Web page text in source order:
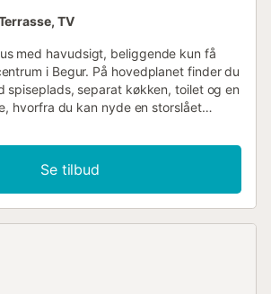
TV
med havudsigt, beliggende kun få
i Begur. På hovedplanet finder du
spiseplads, separat køkken, toilet og en
hvorfra du kan nyde en storslået
og mastersoveværelset med
Fra dette plan har du adgang til den
Parkering til én bil....
Se tilbud